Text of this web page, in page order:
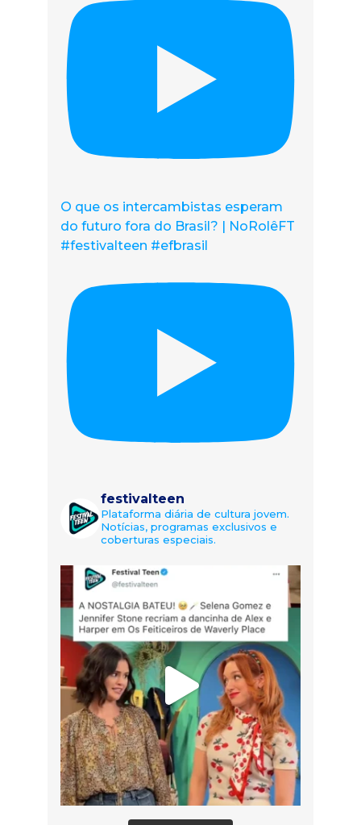
O que os intercambistas esperam
do futuro fora do Brasil? | NoRolêFT
#festivalteen #efbrasil
festivalteen
Plataforma diária de cultura jovem.
Notícias, programas exclusivos e
coberturas especiais.